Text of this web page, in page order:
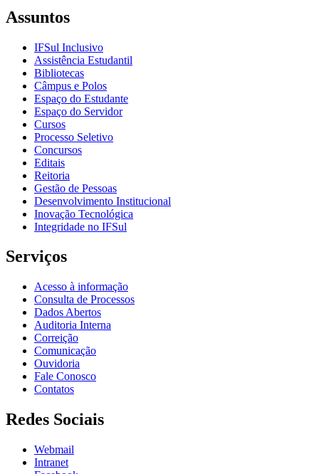
Assuntos
IFSul Inclusivo
Assistência Estudantil
Bibliotecas
Câmpus e Polos
Espaço do Estudante
Espaço do Servidor
Cursos
Processo Seletivo
Concursos
Editais
Reitoria
Gestão de Pessoas
Desenvolvimento Institucional
Inovação Tecnológica
Integridade no IFSul
Serviços
Acesso à informação
Consulta de Processos
Dados Abertos
Auditoria Interna
Correição
Comunicação
Ouvidoria
Fale Conosco
Contatos
Redes Sociais
Webmail
Intranet